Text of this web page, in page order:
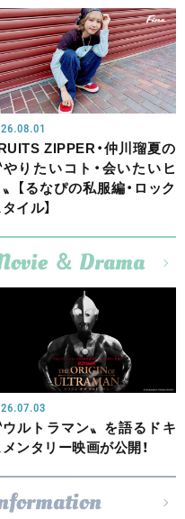
ZIPPER・仲川瑠夏の
やりたいコト・会いたいヒ
〟【るなぴの私服編・ロック
イル】
＆ Drama
ウルトラマン〟を語るドキ
メンタリー映画が公開！